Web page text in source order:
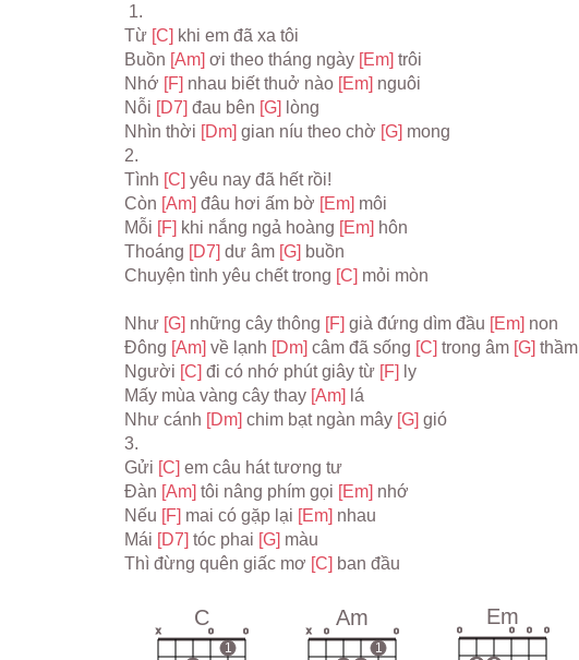
1.
Từ [C] khi em đã xa tôi
Buồn [Am] ơi theo tháng ngày [Em] trôi
Nhớ [F] nhau biết thuở nào [Em] nguôi
Nỗi [D7] đau bên [G] lòng
Nhìn thời [Dm] gian níu theo chờ [G] mong
2.
Tình [C] yêu nay đã hết rồi!
Còn [Am] đâu hơi ấm bờ [Em] môi
Mỗi [F] khi nắng ngả hoàng [Em] hôn
Thoáng [D7] dư âm [G] buồn
Chuyện tình yêu chết trong [C] mỏi mòn
Như [G] những cây thông [F] già đứng dìm đầu [Em] non
Đông [Am] về lạnh [Dm] câm đã sống [C] trong âm [G] thầm
Người [C] đi có nhớ phút giây từ [F] ly
Mấy mùa vàng cây thay [Am] lá
Như cánh [Dm] chim bạt ngàn mây [G] gió
3.
Gửi [C] em câu hát tương tư
Đàn [Am] tôi nâng phím gọi [Em] nhớ
Nếu [F] mai có gặp lại [Em] nhau
Mái [D7] tóc phai [G] màu
Thì đừng quên giấc mơ [C] ban đầu
C
x o
1
o
Am
x o
1
o
Em
o o o o